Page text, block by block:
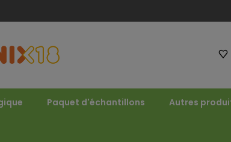
Paquet d'échantillons Autres